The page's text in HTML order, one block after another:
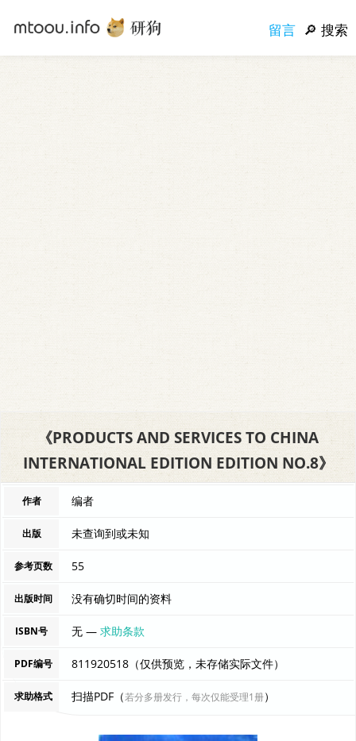
留言 搜索
《PRODUCTS AND SERVICES TO CHINA
INTERNATIONAL EDITION EDITION NO.8》
作者 编者
出版 未查询到或未知
参考页数 55
出版时间 没有确切时间的资料
ISBN号 无 —求助条款
PDF编号 811920518（仅供预览，未存储实际文件）
求助格式 扫描PDF（若分多册发行，每次仅能受理1册）